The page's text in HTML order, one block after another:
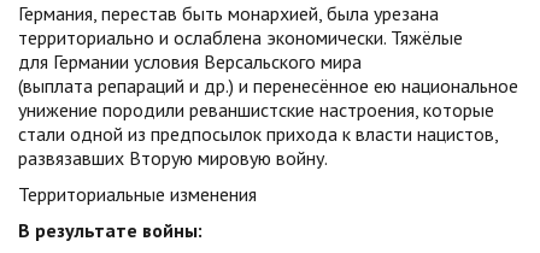
Германия, перестав быть монархией, была урезана
территориально и ослаблена экономически. Тяжёлые
для Германии условия Версальского мира
(выплата репараций и др.) и перенесённое ею национальное
унижение породили реваншистские настроения, которые
стали одной из предпосылок прихода к власти нацистов,
развязавших Вторую мировую войну.
Территориальные изменения
В результате войны: